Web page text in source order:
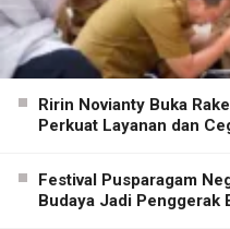
Ririn Novianty Buka
Perkuat Layanan dan
Festival Pusparagam
Budaya Jadi Penggerak